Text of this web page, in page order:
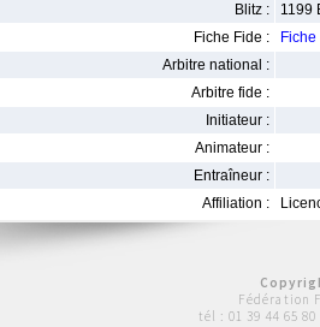
Blitz :
1199
Fiche Fide :
Arbitre national :
Arbitre fide :
Initiateur :
Animateur :
Entraîneur :
Affiliation :
Fédération
tél : 01 39 44 65 80